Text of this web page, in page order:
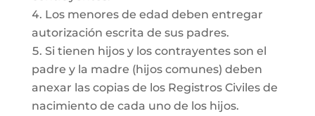
Los menores de edad deben entregar
autorización escrita de sus padres.
Si tienen hijos y los contrayentes son el
padre y la madre (hijos comunes) deben
anexar las copias de los Registros Civiles de
nacimiento de cada uno de los hijos.